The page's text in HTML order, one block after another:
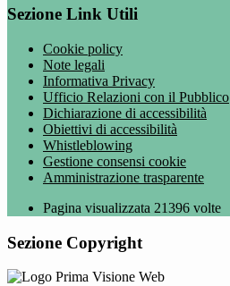
Sezione Link Utili
Cookie policy
Note legali
Informativa Privacy
Ufficio Relazioni con il Pubblico
Dichiarazione di accessibilità
Obiettivi di accessibilità
Whistleblowing
Gestione consensi cookie
Amministrazione trasparente
Pagina visualizzata 21396 volte
Sezione Copyright